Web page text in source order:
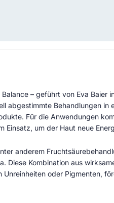
– geführt von Eva
abgestimmte Behandlungen
Für die Anwendungen
Einsatz, um der Haut neue
anderem
Diese Kombination aus
Unreinheiten oder Pigmenten,